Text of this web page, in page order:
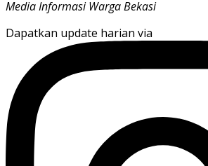
Media Informasi Warga Bekasi
Dapatkan update harian via